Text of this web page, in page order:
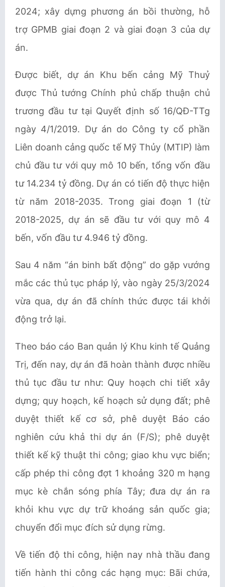
2024; xây dựng phương án bồi thường, hỗ
trợ GPMB giai đoạn 2 và giai đoạn 3 của dự
án.
Được biết, dự án Khu bến cảng Mỹ Thuỷ
được Thủ tướng Chính phủ chấp thuận chủ
trương đầu tư tại Quyết định số 16/QĐ-TTg
ngày 4/1/2019. Dự án do Công ty cổ phần
Liên doanh cảng quốc tế Mỹ Thủy (MTIP) làm
chủ đầu tư với quy mô 10 bến, tổng vốn đầu
tư 14.234 tỷ đồng. Dự án có tiến độ thực hiện
từ năm 2018-2035. Trong giai đoạn 1 (từ
2018-2025, dự án sẽ đầu tư với quy mô 4
bến, vốn đầu tư 4.946 tỷ đồng.
Sau 4 năm “án binh bất động” do gặp vướng
mắc các thủ tục pháp lý, vào ngày 25/3/2024
vừa qua, dự án đã chính thức được tái khởi
động trở lại.
Theo báo cáo Ban quản lý Khu kinh tế Quảng
Trị, đến nay, dự án đã hoàn thành được nhiều
thủ tục đầu tư như: Quy hoạch chi tiết xây
dựng; quy hoạch, kế hoạch sử dụng đất; phê
duyệt thiết kế cơ sở, phê duyệt Báo cáo
nghiên cứu khả thi dự án (F/S); phê duyệt
thiết kế kỹ thuật thi công; giao khu vực biển;
cấp phép thi công đợt 1 khoảng 320 m hạng
mục kè chắn sóng phía Tây; đưa dự án ra
khỏi khu vực dự trữ khoáng sản quốc gia;
chuyển đổi mục đích sử dụng rừng.
Về tiến độ thi công, hiện nay nhà thầu đang
tiến hành thi công các hạng mục: Bãi chứa,